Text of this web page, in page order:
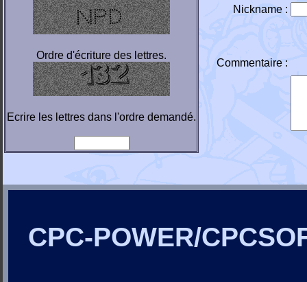
Ordre d'écriture des lettres.
Ecrire les lettres dans l'ordre demandé.
Nickname :
Commentaire :
CPC-POWER/